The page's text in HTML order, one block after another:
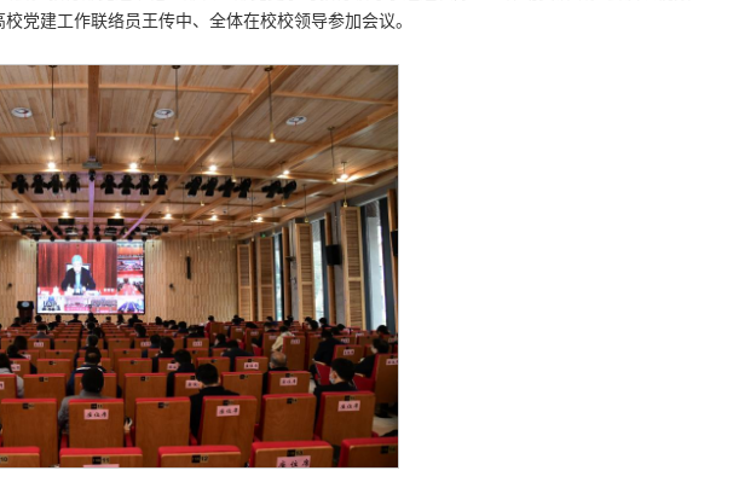
党建工作联络员王传中、全体在校校领导参加会议。